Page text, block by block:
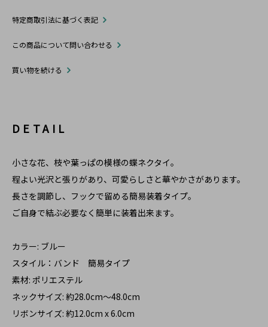
特定商取引法に基づく表記
この商品について問い合わせる
買い物を続ける
DETAIL
小さな花、枝や葉っぱの模様の蝶ネクタイ。
程よい光沢と張りがあり、可愛らしさと華やかさがあります。
長さを調節し、フックで留める簡易装着タイプ。
ご自身で結ぶ必要なく簡単に装着出来ます。
カラー: ブルー
スタイル：バンド 簡易タイプ
素材: ポリエステル
ネックサイズ: 約28.0cm～48.0cm
リボンサイズ: 約12.0cm x 6.0cm